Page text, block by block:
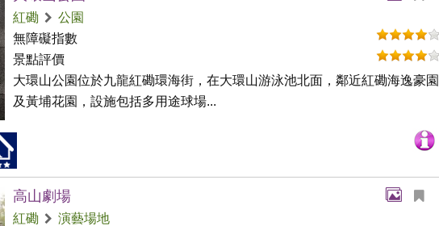
紅磡
公園
無障礙指數
景點評價
大環山公園位於九龍紅磡環海街，在大環山游泳池北面，鄰近紅磡海逸豪園
及黃埔花園，設施包括多用途球場...
高山劇場
紅磡
演藝場地